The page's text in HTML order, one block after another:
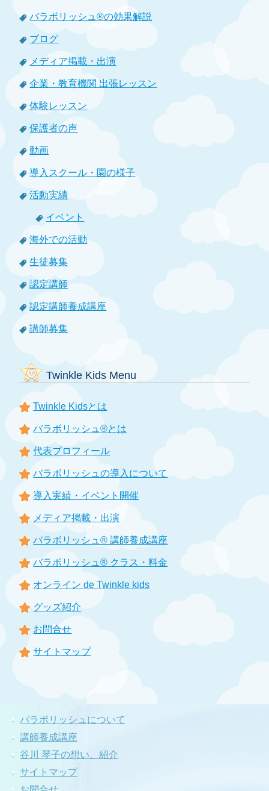
バラボリッシュ®の効果解説
ブログ
メディア掲載・出演
企業・教育機関 出張レッスン
体験レッスン
保護者の声
動画
導入スクール・園の様子
活動実績
イベント
海外での活動
生徒募集
認定講師
認定講師養成講座
講師募集
Twinkle Kids Menu
Twinkle Kidsとは
バラボリッシュ®とは
代表プロフィール
バラボリッシュの導入について
導入実績・イベント開催
メディア掲載・出演
バラボリッシュ® 講師養成講座
バラボリッシュ® クラス・料金
オンライン de Twinkle kids
グッズ紹介
お問合せ
サイトマップ
バラボリッシュについて
講師養成講座
谷川 琴子の想い、紹介
サイトマップ